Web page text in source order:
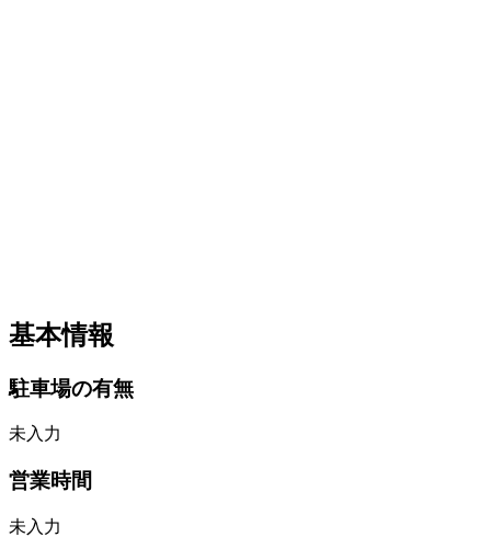
基本情報
駐車場の有無
未入力
営業時間
未入力